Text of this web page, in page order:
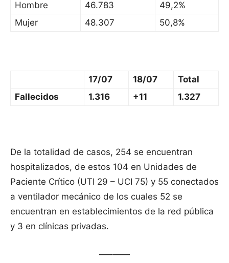
Hombre
46.783
49,2%
Mujer
48.307 50,8%
17/07 18/07
Total
Fallecidos
1.316 +11 1.327
De la totalidad de casos, 254 se encuentran
hospitalizados, de estos 104 en Unidades de
Paciente Crítico (UTI 29 – UCI 75) y 55 conectados
a ventilador mecánico de los cuales 52 se
encuentran en establecimientos de la red pública
y 3 en clínicas privadas.
—–——